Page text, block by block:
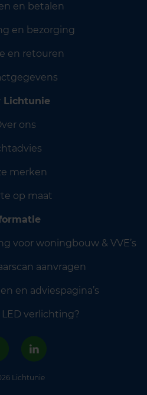
en betalen
en bezorging
en retouren
Lichtunie
ons
merken
op maat
voor woningbouw & VVE’s
aanvragen
en adviespagina’s
verlichting?
Lichtunie